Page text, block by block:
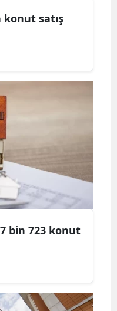
konut satış
bin 723 konut